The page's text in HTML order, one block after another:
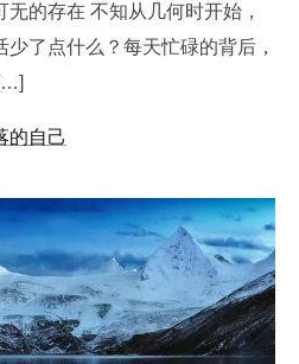
的存在 不知从几何时开始，
了点什么？每天忙碌的背后，
的自己